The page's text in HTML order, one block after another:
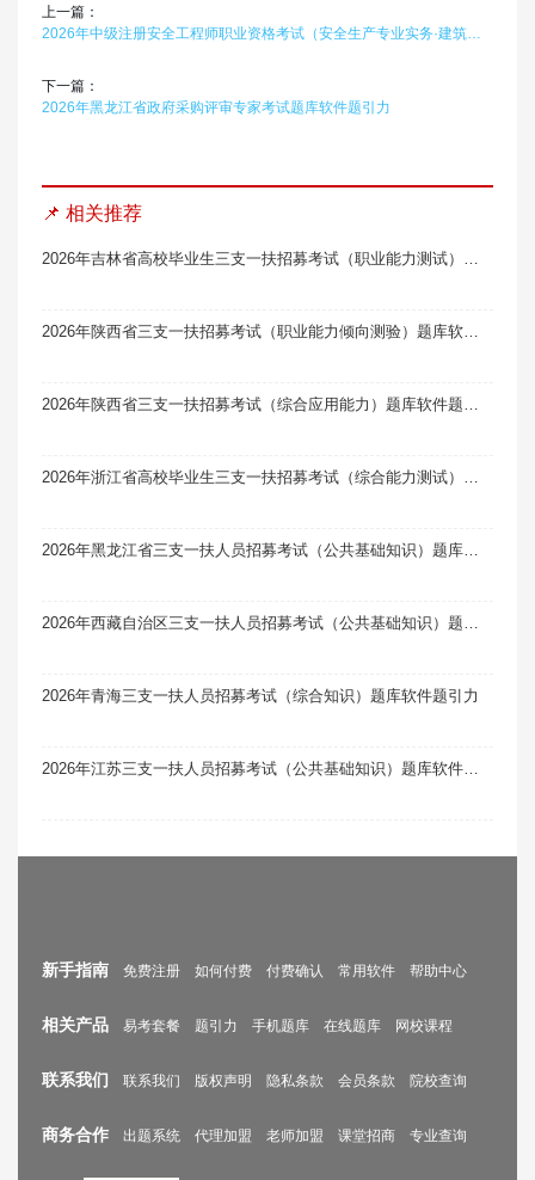
上一篇：
2026年中级注册安全工程师职业资格考试（安全生产专业实务·建筑施工安全）题库软件题引力
下一篇：
2026年黑龙江省政府采购评审专家考试题库软件题引力
📌 相关推荐
2026年青海三支一扶人员招募考试（综合知识）题库软件题引力
新手指南 免费注册 如何付费 付费确认 常用软件 帮助中心
相关产品 易考套餐 题引力 手机题库 在线题库 网校课程
联系我们 联系我们 版权声明 隐私条款 会员条款 院校查询
商务合作 出题系统 代理加盟 老师加盟 课堂招商 专业查询